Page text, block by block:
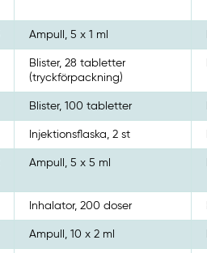
Ampull, 5 x 1 ml
Blister, 28 tabletter
(tryckförpackning)
Blister, 100 tabletter
Injektionsflaska, 2 st
Ampull, 5 x 5 ml
Inhalator, 200 doser
Ampull, 10 x 2 ml